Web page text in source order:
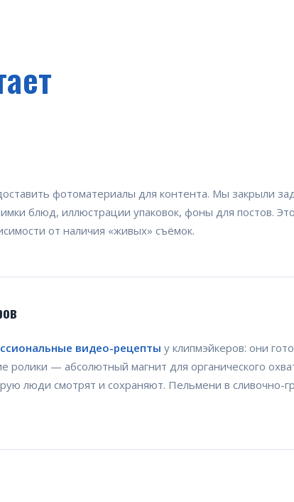
фотоматериалы для контента. Мы закрыли
блюд, иллюстрации упаковок, фоны для постов.
от наличия «живых» съёмок.
видео-рецепты у клипмэйкеров: они
ролики — абсолютный магнит для органического
люди смотрят и сохраняют. Пельмени в сливочно-